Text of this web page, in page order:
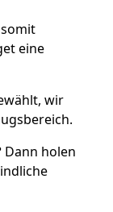
eine
wir
Dann holen